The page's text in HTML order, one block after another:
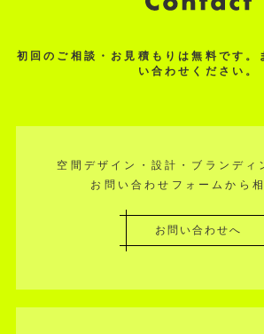
初回のご相談・お見積もりは無料です。
い合わせください。
空間デザイン・設計・ブランディ
お問い合わせフォームから
お問い合わせへ